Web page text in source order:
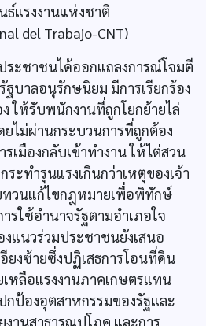
ธ์แรงงานแห่งชาติ
del Trabajo-CNT)
ระชาชนได้ออกแถลงการณ์โจมตี
ฐบาลอนุรักษนิยม มีการเรียกร้อง
ให้รับพนักงานที่ถูกโยกย้ายไล่
ไม่ผ่านกระบวนการที่ถูกต้อง
เมืองกลับเข้าทำงาน ให้ไต่สวน
ะทำรุนแรงเกินกว่าเหตุของเจ้า
วนแก้ไขกฎหมายเพื่อพิทักษ์
รใช้อำนาจรัฐตามอำเภอใจ
แนวร่วมประชาชนยังเสนอ
ยงซ้ายซึ่งปฏิเสธการโอนที่ดิน
หลือแรงงานภาคเกษตรแทน
ป้องอุตสาหกรรมของรัฐและ
งานสาธารณูปโภค และการ